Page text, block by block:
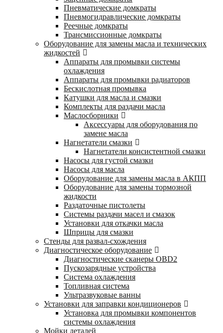
Пневматические домкраты
Пневмогидравлические домкраты
Реечные домкраты
Трансмиссионные домкраты
Оборудование для замены масла и технических
жидкостей
Аппараты для промывки системы
охлаждения
Аппараты для промывки радиаторов
Бескислотная промывка
Катушки для масла и смазки
Комплекты для раздачи масла
Маслосборники
Аксессуары для оборудования по
замене масла
Нагнетатели смазки
Нагнетатели консистентной смазки
Насосы для густой смазки
Насосы для масла
Оборудование для замены масла в АКПП
Оборудование для замены тормозной
жидкости
Раздаточные пистолеты
Системы раздачи масел и смазок
Установки для откачки масла
Шприцы для смазки
Стенды для развал-схождения
Диагностическое оборудование
Диагностические сканеры OBD2
Пускозарядные устройства
Система охлаждения
Топливная система
Ультразвуковые ванны
Установки для заправки кондиционеров
Установка для промывки компонентов
системы охлаждения
Мойки деталей